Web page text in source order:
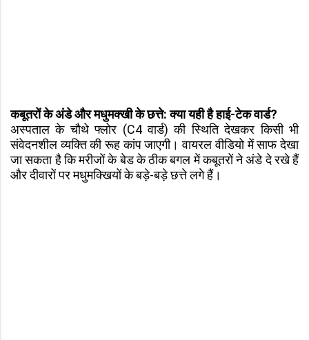
कबूतरों के अंडे और मधुमक्खी के छत्ते: क्या यही है हाई-टेक वार्ड?
अस्पताल के चौथे फ्लोर (C4 वार्ड) की स्थिति देखकर किसी भी
संवेदनशील व्यक्ति की रूह कांप जाएगी। वायरल वीडियो में साफ देखा
जा सकता है कि मरीजों के बेड के ठीक बगल में कबूतरों ने अंडे दे रखे हैं
और दीवारों पर मधुमक्खियों के बड़े-बड़े छत्ते लगे हैं।